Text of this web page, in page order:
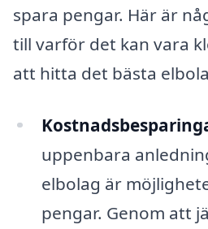
spara pengar. Här är
till varför det kan vara
att hitta det bästa
uppenbara
elbolag är
pengar. Genom att